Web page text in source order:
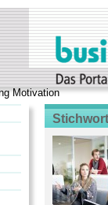
Motivation